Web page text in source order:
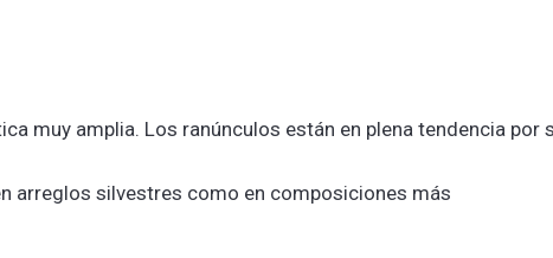
muy amplia. Los ranúnculos están en plena tendencia por
arreglos silvestres como en composiciones más